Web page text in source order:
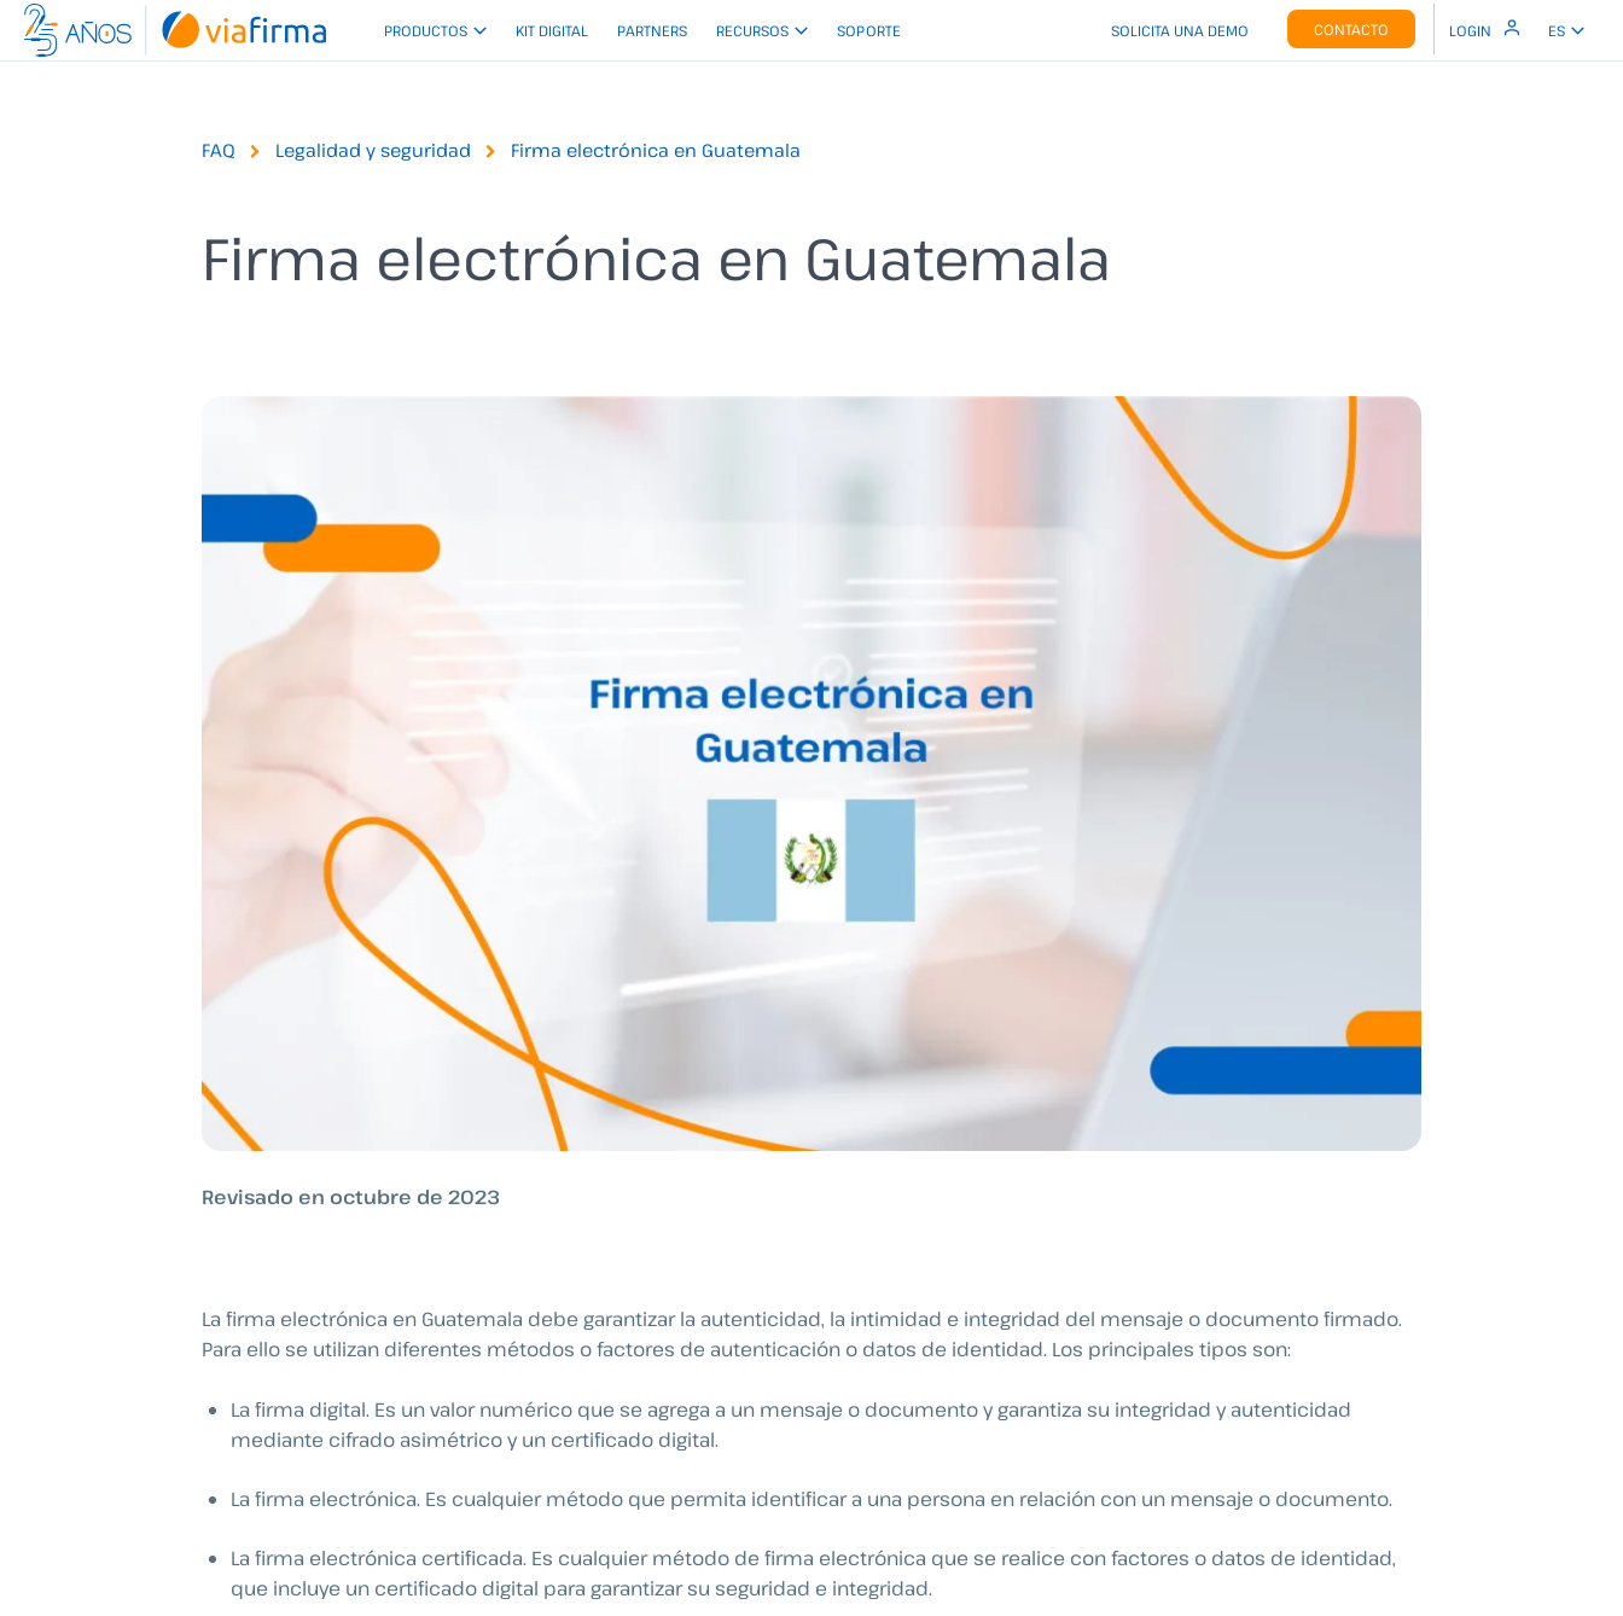
PRODUCTOS KIT DIGITAL PARTNERS RECURSOS SOPORTE SOLICITA UNA DEMO CONTACTO LOGIN ES
FAQ Legalidad y seguridad Firma electrónica en Guatemala
Firma electrónica en Guatemala
Revisado en octubre de 2023
La firma electrónica en Guatemala debe garantizar la autenticidad, la intimidad e integridad del mensaje o documento firmado.
Para ello se utilizan diferentes métodos o factores de autenticación o datos de identidad. Los principales tipos son:
La firma digital. Es un valor numérico que se agrega a un mensaje o documento y garantiza su integridad y autenticidad
mediante cifrado asimétrico y un certificado digital.
La firma electrónica. Es cualquier método que permita identificar a una persona en relación con un mensaje o documento.
La firma electrónica certificada. Es cualquier método de firma electrónica que se realice con factores o datos de identidad,
que incluye un certificado digital para garantizar su seguridad e integridad.